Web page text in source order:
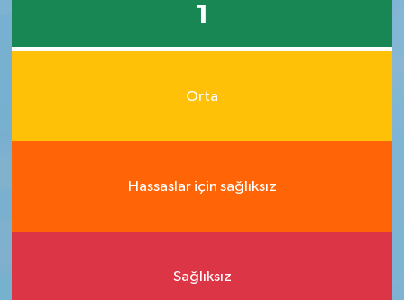
1
Orta
Hassaslar için sağlıksız
Sağlıksız